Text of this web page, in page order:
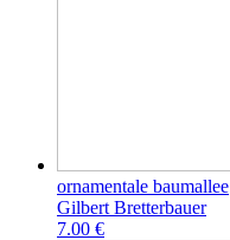
ornamentale baumallee
Gilbert Bretterbauer
7.00 €